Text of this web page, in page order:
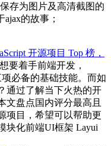
存为图片及高清截图的
的故事；
开源项目 Top 榜，
要着手前端开发，
项必备的基础技能。而如
通过了解当下火热的开
文盘点国内评分最高且
项目，希望可以帮助更
块化前端UI框架 Layui